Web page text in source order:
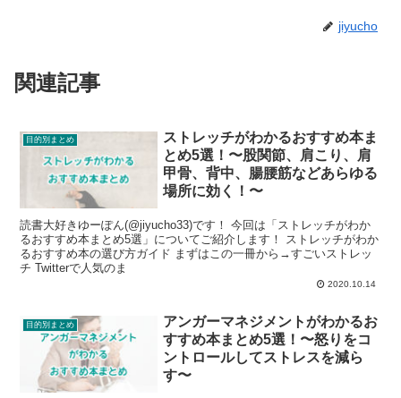
jiyucho
関連記事
目的別まとめ
ストレッチがわかるおすすめ本ま
とめ5選！〜股関節、肩こり、肩
甲骨、背中、腸腰筋などあらゆる
場所に効く！〜
読書大好きゆーぽん(@jiyucho33)です！ 今回は「ストレッチがわか
るおすすめ本まとめ5選」についてご紹介します！ ストレッチがわか
るおすすめ本の選び方ガイド まずはこの一冊から→すごいストレッ
チ Twitterで人気のま
2020.10.14
目的別まとめ
アンガーマネジメントがわかるお
すすめ本まとめ5選！〜怒りをコ
ントロールしてストレスを減ら
す〜